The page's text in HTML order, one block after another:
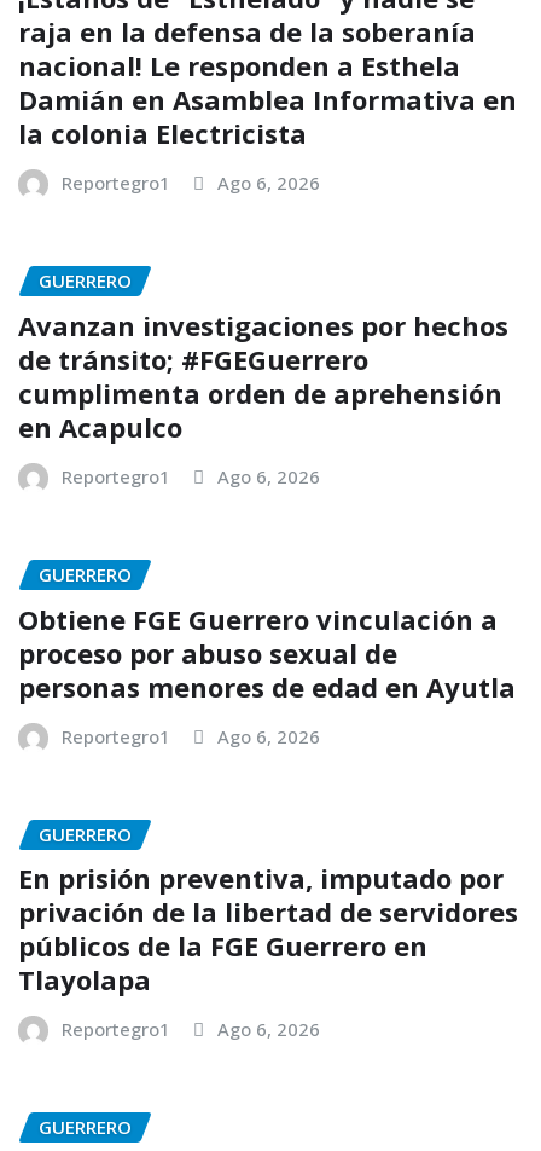
raja en la defensa de la soberanía
nacional! Le responden a Esthela
Damián en Asamblea Informativa en
la colonia Electricista
Reportegro1 Ago 6, 2026
GUERRERO
Avanzan investigaciones por hechos
de tránsito; #FGEGuerrero
cumplimenta orden de aprehensión
en Acapulco
Reportegro1 Ago 6, 2026
GUERRERO
Obtiene FGE Guerrero vinculación a
proceso por abuso sexual de
personas menores de edad en Ayutla
Reportegro1 Ago 6, 2026
GUERRERO
En prisión preventiva, imputado por
privación de la libertad de servidores
públicos de la FGE Guerrero en
Tlayolapa
Reportegro1 Ago 6, 2026
GUERRERO